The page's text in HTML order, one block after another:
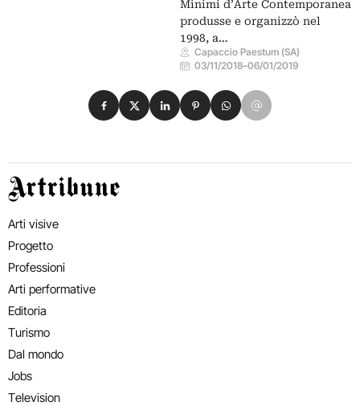
Minimi d’Arte Contemporanea
produsse e organizzò nel
1998, a…
Capaccio Paestum (SA)
03/11/2018–06/01/2019
Condividi su Facebook
Condividi su X
Condividi su LinkedIn
Condividi su Pinterest
Condividi su WhatsApp
Condividi su Email
Artribune
Arti visive
Progetto
Professioni
Arti performative
Editoria
Turismo
Dal mondo
Jobs
Television